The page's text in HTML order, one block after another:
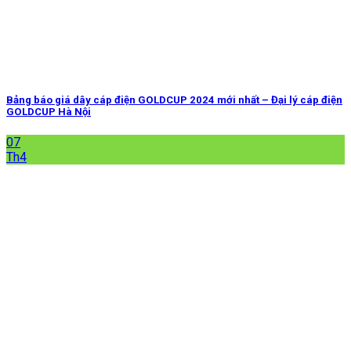
Bảng báo giá dây cáp điện GOLDCUP 2024 mới nhất – Đại lý cáp điện
GOLDCUP Hà Nội
07
Th4